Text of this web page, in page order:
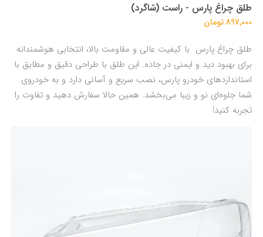
طلق چراغ پارس - راست (شاگرد)
897,000 تومان
طلق چراغ پارس با کیفیت عالی و مقاومت بالا، انتخابی هوشمندانه
برای بهبود دید و ایمنی در جاده. این طلق با طراحی دقیق و مطابق با
استانداردهای خودرو پارس، نصب سریع و آسانی دارد و به خودروی
شما جلوه‌ای نو و زیبا می‌بخشد. همین حالا سفارش دهید و تفاوت را
تجربه کنید!